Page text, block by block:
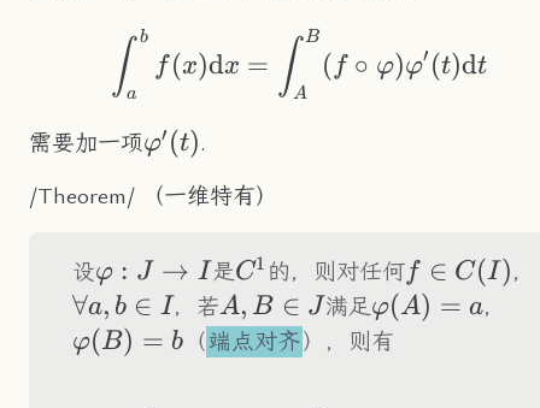
∫a
b
f (x)dx = ∫A
B
( f ∘ φ)φ′ (t)dt
需要加一项\varphi'(t)
φ′ (t).
/Theorem/ （一维特有）
设\varphi:J\to
I
φ : J → I是C^1
C1 的，则对任何f\in
C(I)
f ∈ C(I)，
∀a, b ∈ I，若A,B\in
J
A, B ∈ J满足φ(A) = a，
φ(B) = b（ 端点对齐），则有